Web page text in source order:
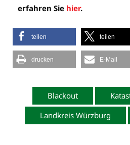
erfahren Sie hier.
teilen teilen
drucken E-Mail
Blackout
Landkreis Würzburg